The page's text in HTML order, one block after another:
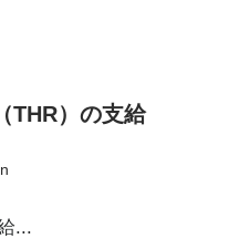
THR）の支給
...